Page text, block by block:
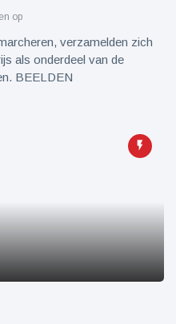
op
verzamelden zich
als onderdeel van de
BEELDEN